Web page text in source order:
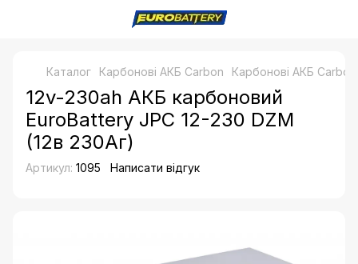
Каталог Карбонові АКБ Carbon Карбонові АКБ Carbon
12v-230ah АКБ карбоновий
EuroBattery JPC 12-230 DZM
(12в 230Аг)
Артикул: 1095 Написати відгук